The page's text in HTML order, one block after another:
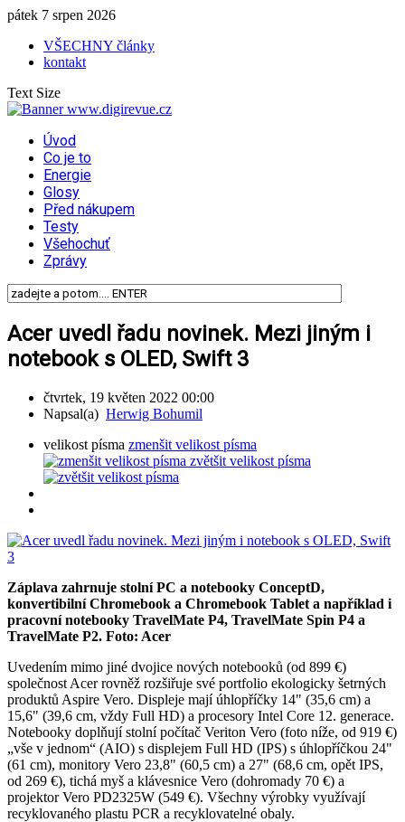
pátek 7 srpen 2026
VŠECHNY články
kontakt
Text Size
Úvod
Co je to
Energie
Glosy
Před nákupem
Testy
Všehochuť
Zprávy
Acer uvedl řadu novinek. Mezi jiným i
notebook s OLED, Swift 3
čtvrtek, 19 květen 2022 00:00
Napsal(a) Herwig Bohumil
velikost písma zmenšit velikost písma
zvětšit velikost písma
Záplava zahrnuje stolní PC a notebooky ConceptD,
konvertibilní Chromebook a Chromebook Tablet a například i
pracovní notebooky TravelMate P4, TravelMate Spin P4 a
TravelMate P2. Foto: Acer
Uvedením mimo jiné dvojice nových notebooků (od 899 €)
společnost Acer rovněž rozšiřuje své portfolio ekologicky šetrných
produktů Aspire Vero. Displeje mají úhlopříčky 14" (35,6 cm) a
15,6" (39,6 cm, vždy Full HD) a procesory Intel Core 12. generace.
Notebooky doplňují stolní počítač Veriton Vero (foto níže, od 919 €)
„vše v jednom“ (AIO) s displejem Full HD (IPS) s úhlopříčkou 24"
(61 cm), monitory Vero 23,8" (60,5 cm) a 27" (68,6 cm, opět IPS,
od 269 €), tichá myš a klávesnice Vero (dohromady 70 €) a
projektor Vero PD2325W (549 €). Všechny výrobky využívají
recyklovaného plastu PCR a recyklovatelné obaly.